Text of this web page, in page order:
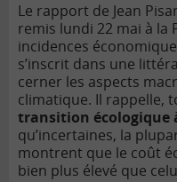
Le rapport de Jean
remis lundi 22 mai à la
incidences
s’inscrit dans une
cerner les aspects
climatique. Il rappelle,
transition écologique
qu’incertaines, la
montrent que le coût
bien plus élevé que